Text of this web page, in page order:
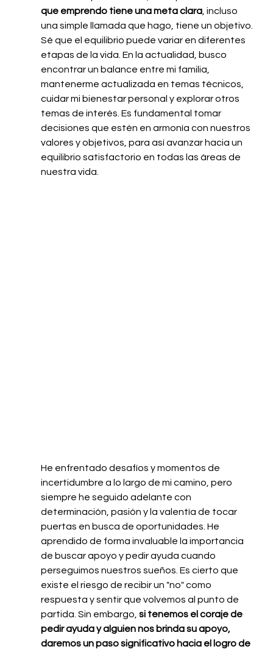
que emprendo tiene una meta clara, incluso
una simple llamada que hago, tiene un objetivo.
Sé que el equilibrio puede variar en diferentes
etapas de la vida. En la actualidad, busco
encontrar un balance entre mi familia,
mantenerme actualizada en temas técnicos,
cuidar mi bienestar personal y explorar otros
temas de interés. Es fundamental tomar
decisiones que estén en armonía con nuestros
valores y objetivos, para así avanzar hacia un
equilibrio satisfactorio en todas las áreas de
nuestra vida.
He enfrentado desafíos y momentos de
incertidumbre a lo largo de mi camino, pero
siempre he seguido adelante con
determinación, pasión y la valentía de tocar
puertas en busca de oportunidades. He
aprendido de forma invaluable la importancia
de buscar apoyo y pedir ayuda cuando
perseguimos nuestros sueños. Es cierto que
existe el riesgo de recibir un "no" como
respuesta y sentir que volvemos al punto de
partida. Sin embargo, si tenemos el coraje de
pedir ayuda y alguien nos brinda su apoyo,
daremos un paso significativo hacia el logro de